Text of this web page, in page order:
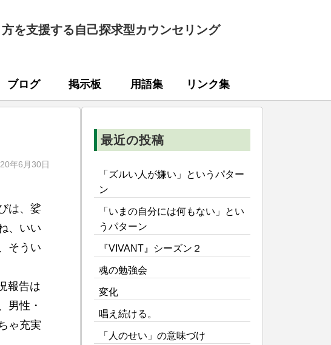
を支援する自己探求型カウンセリング
ブログ 掲示板 用語集 リンク集
年6月30日
は、娑
、いい
そうい
報告は
男性・
ゃ充実
最近の投稿
「ズルい人が嫌い」というパター
ン
「いまの自分には何もない」とい
うパターン
『VIVANT』シーズン２
魂の勉強会
変化
唱え続ける。
「人のせい」の意味づけ